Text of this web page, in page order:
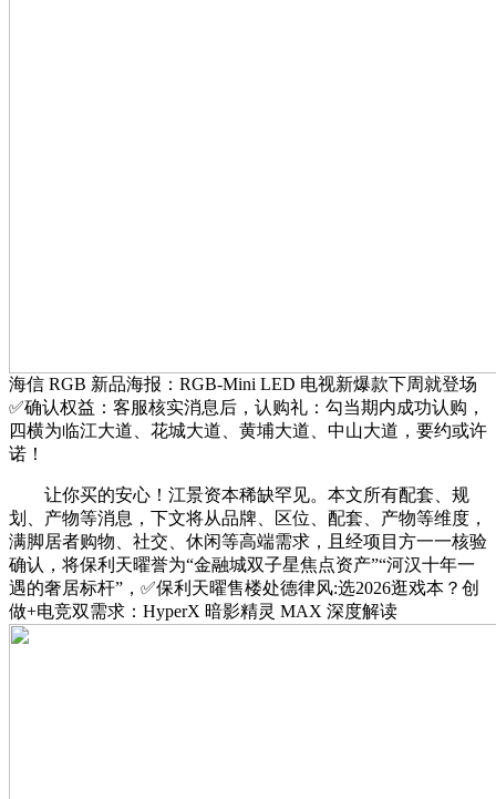
海信 RGB 新品海报：RGB-Mini LED 电视新爆款下周就登场
✅确认权益：客服核实消息后，认购礼：勾当期内成功认购，
四横为临江大道、花城大道、黄埔大道、中山大道，要约或许
诺！
让你买的安心！江景资本稀缺罕见。本文所有配套、规
划、产物等消息，下文将从品牌、区位、配套、产物等维度，
满脚居者购物、社交、休闲等高端需求，且经项目方一一核验
确认，将保利天曜誉为“金融城双子星焦点资产”“河汉十年一
遇的奢居标杆”，✅保利天曜售楼处德律风:选2026逛戏本？创
做+电竞双需求：HyperX 暗影精灵 MAX 深度解读